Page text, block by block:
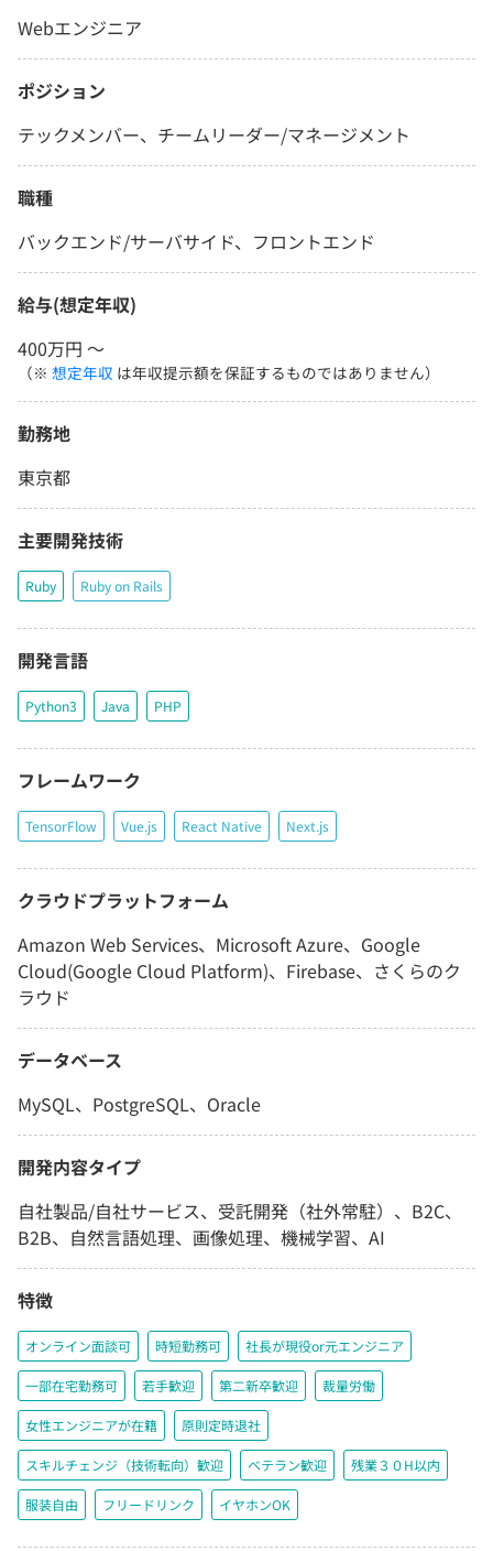
Webエンジニア
ポジション
テックメンバー、チームリーダー/マネージメント
職種
バックエンド/サーバサイド、フロントエンド
給与(想定年収)
400万円 〜
（※ 想定年収 は年収提示額を保証するものではありません）
勤務地
東京都
主要開発技術
Ruby Ruby on Rails
開発言語
Python3 Java PHP
フレームワーク
TensorFlow Vue.js React Native Next.js
クラウドプラットフォーム
Amazon Web Services、Microsoft Azure、Google
Cloud(Google Cloud Platform)、Firebase、さくらのク
ラウド
データベース
MySQL、PostgreSQL、Oracle
開発内容タイプ
自社製品/自社サービス、受託開発（社外常駐）、B2C、
B2B、自然言語処理、画像処理、機械学習、AI
特徴
オンライン面談可 時短勤務可 社長が現役or元エンジニア
一部在宅勤務可 若手歓迎 第二新卒歓迎 裁量労働
女性エンジニアが在籍 原則定時退社
スキルチェンジ（技術転向）歓迎 ベテラン歓迎 残業３０H以内
服装自由 フリードリンク イヤホンOK